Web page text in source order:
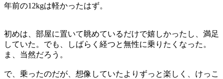
年前の12kgは軽かったはず。
初めは、部屋に置いて眺めているだけで嬉しかったし、満足
していた。でも、しばらく経つと無性に乗りたくなった。
ま、当然だろう。
で、乗ったのだが、想像していたよりずっと楽しく、けっこ